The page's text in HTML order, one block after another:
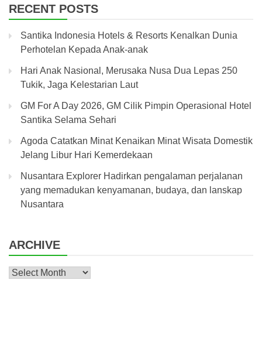
RECENT POSTS
Santika Indonesia Hotels & Resorts Kenalkan Dunia
Perhotelan Kepada Anak-anak
Hari Anak Nasional, Merusaka Nusa Dua Lepas 250
Tukik, Jaga Kelestarian Laut
GM For A Day 2026, GM Cilik Pimpin Operasional Hotel
Santika Selama Sehari
Agoda Catatkan Minat Kenaikan Minat Wisata Domestik
Jelang Libur Hari Kemerdekaan
Nusantara Explorer Hadirkan pengalaman perjalanan
yang memadukan kenyamanan, budaya, dan lanskap
Nusantara
ARCHIVE
Archive